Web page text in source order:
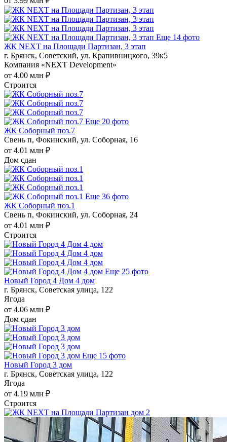
Еще 14 фото
ЖК NEXT на Площади Партизан, 3 этап
г. Брянск, Советский, ул. Крапивницкого, 39к5
Компания «NEXT Development»
от 4.00 млн ₽
Строится
Еще 20 фото
ЖК Соборный поз.7
Свень п, Фокинский, ул. Соборная, 16
от 4.01 млн ₽
Дом сдан
Еще 36 фото
ЖК Соборный поз.1
Свень п, Фокинский, ул. Соборная, 24
от 4.01 млн ₽
Строится
Еще 25 фото
Новый Город 4 Дом 4 дом
г. Брянск, Советская улица, 122
Ягода
от 4.06 млн ₽
Дом сдан
Еще 15 фото
Новый Город 3 дом
г. Брянск, Советская улица, 122
Ягода
от 4.19 млн ₽
Строится